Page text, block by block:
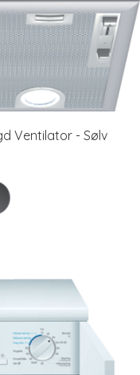
Ventilator - Sølv